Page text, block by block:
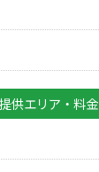
供エリア・料金